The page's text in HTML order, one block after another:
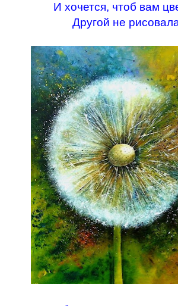
И хочется, чтоб вам
Другой не